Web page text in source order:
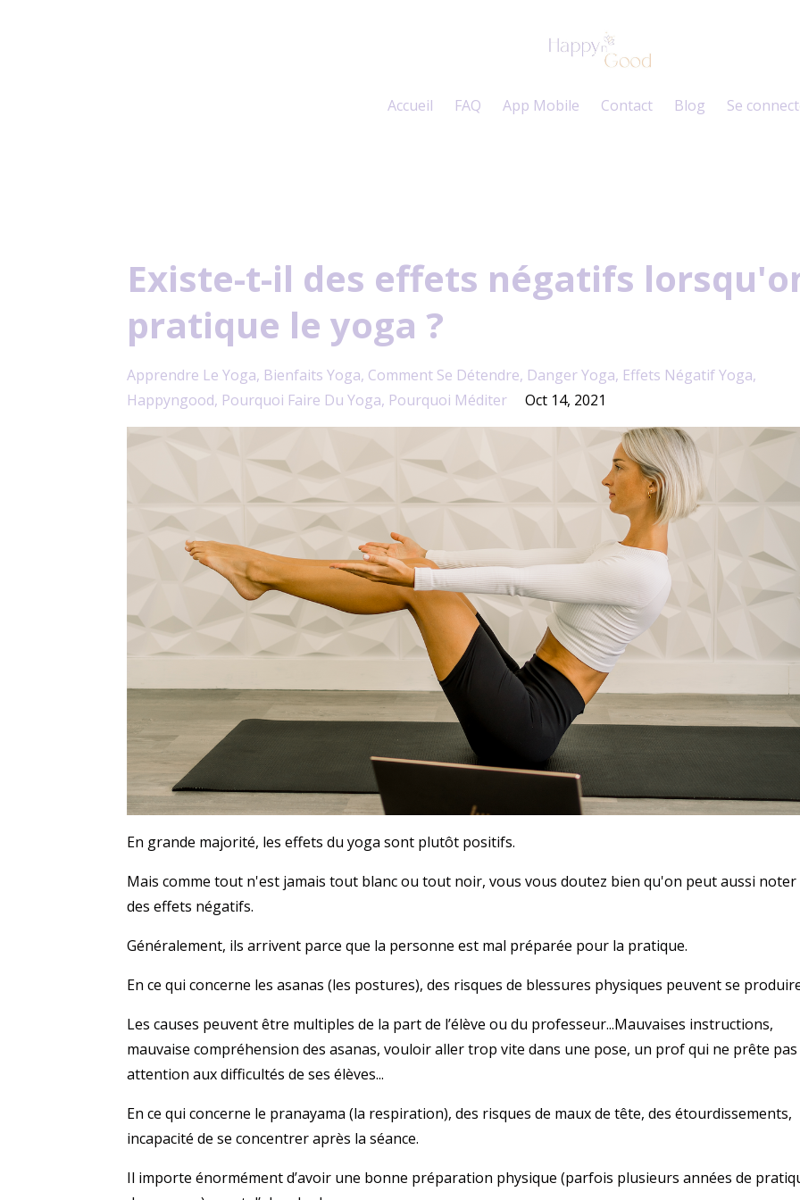
Accueil FAQ App Mobile Contact Blog Se
Existe-t-il des effets négatifs
pratique le yoga ?
Apprendre Le Yoga Bienfaits Yoga Comment Se Détendre Danger Yoga Effets Négatif Yoga
Happyngood Pourquoi Faire Du Yoga Pourquoi Méditer Oct 14, 2021
En grande majorité, les effets du yoga sont plutôt positifs.
Mais comme tout n'est jamais tout blanc ou tout noir, vous vous doutez bien qu'on peut aussi noter
des effets négatifs.
Généralement, ils arrivent parce que la personne est mal préparée pour la pratique.
En ce qui concerne les asanas (les postures), des risques de blessures physiques peuvent se
Les causes peuvent être multiples de la part de l’élève ou du professeur...Mauvaises instructions,
mauvaise compréhension des asanas, vouloir aller trop vite dans une pose, un prof qui ne prête pas
attention aux difficultés de ses élèves...
En ce qui concerne le pranayama (la respiration), des risques de maux de tête, des étourdissements,
incapacité de se concentrer après la séance.
Il importe énormément d’avoir une bonne préparation physique (parfois plusieurs années de